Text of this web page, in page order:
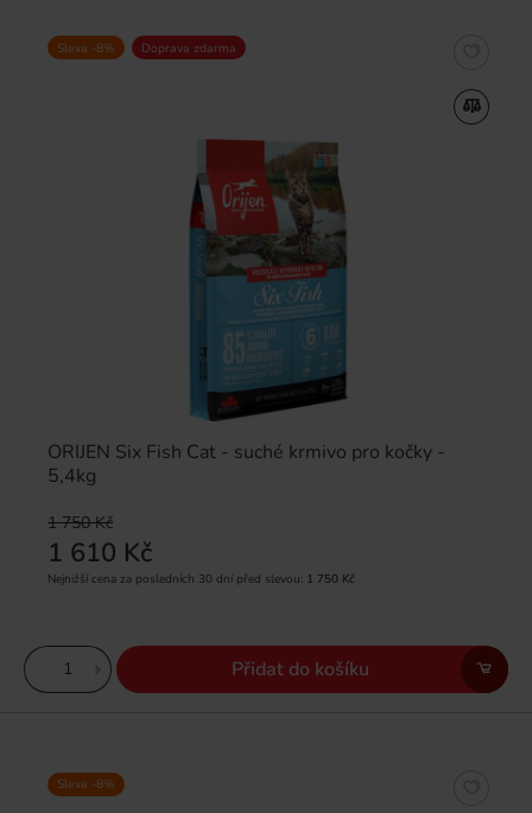
ORIJEN Six Fish Cat - suché krmivo pro kočky -
5,4kg
1 750 Kč
1 610 Kč
Nejnižší cena za posledních 30 dní před slevou: 1 750 Kč
Sleva -8% Doprava zdarma
Přidat do košíku
Sleva -8%